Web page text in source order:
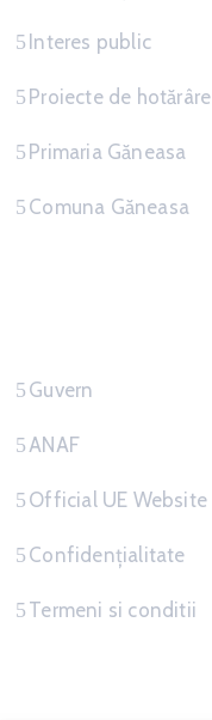
Interes public
Proiecte de hotărâre
Primaria Găneasa
Comuna Găneasa
Guvern
ANAF
Official UE Website
Confidențialitate
Termeni si conditii